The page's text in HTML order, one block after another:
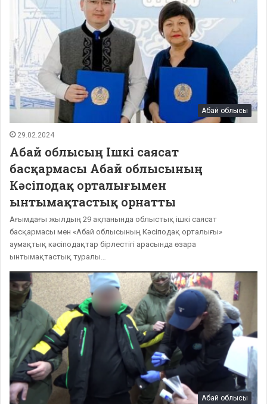
Абай облысы
29.02.2024
Абай облысың Ішкі саясат
басқармасы Абай облысының
Кәсіподақ орталығымен
ынтымақтастық орнатты
Ағымдағы жылдың 29 ақпанында облыстық ішкі саясат
басқармасы мен «Абай облысының Кәсіподақ орталығы»
аумақтық кәсіподақтар бірлестігі арасында өзара
ынтымақтастық туралы…
Абай облысы